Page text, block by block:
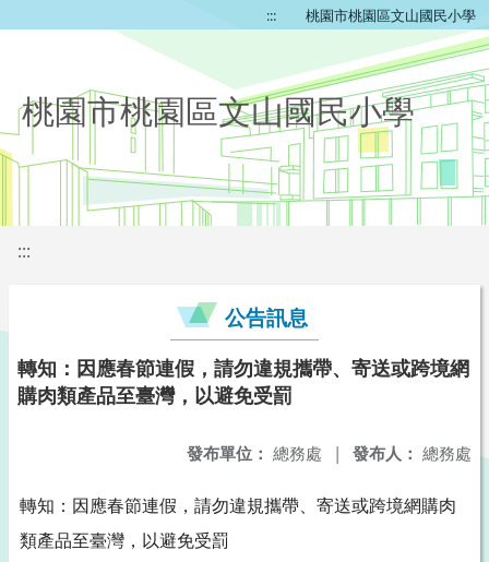
::: 桃園市桃園區文山國民小學
桃園市桃園區文山國民小學
:::
公告訊息
轉知：因應春節連假，請勿違規攜帶、寄送或跨境網
購肉類產品至臺灣，以避免受罰
發布人： 總務處
發布單位： 總務處 |
轉知：因應春節連假，請勿違規攜帶、寄送或跨境網購肉
類產品至臺灣，以避免受罰